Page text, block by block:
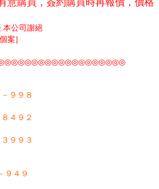
本公司謝絕
案]
９９８
４９２
９９３
９４９